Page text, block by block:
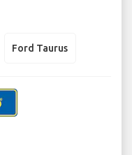
Ford Taurus